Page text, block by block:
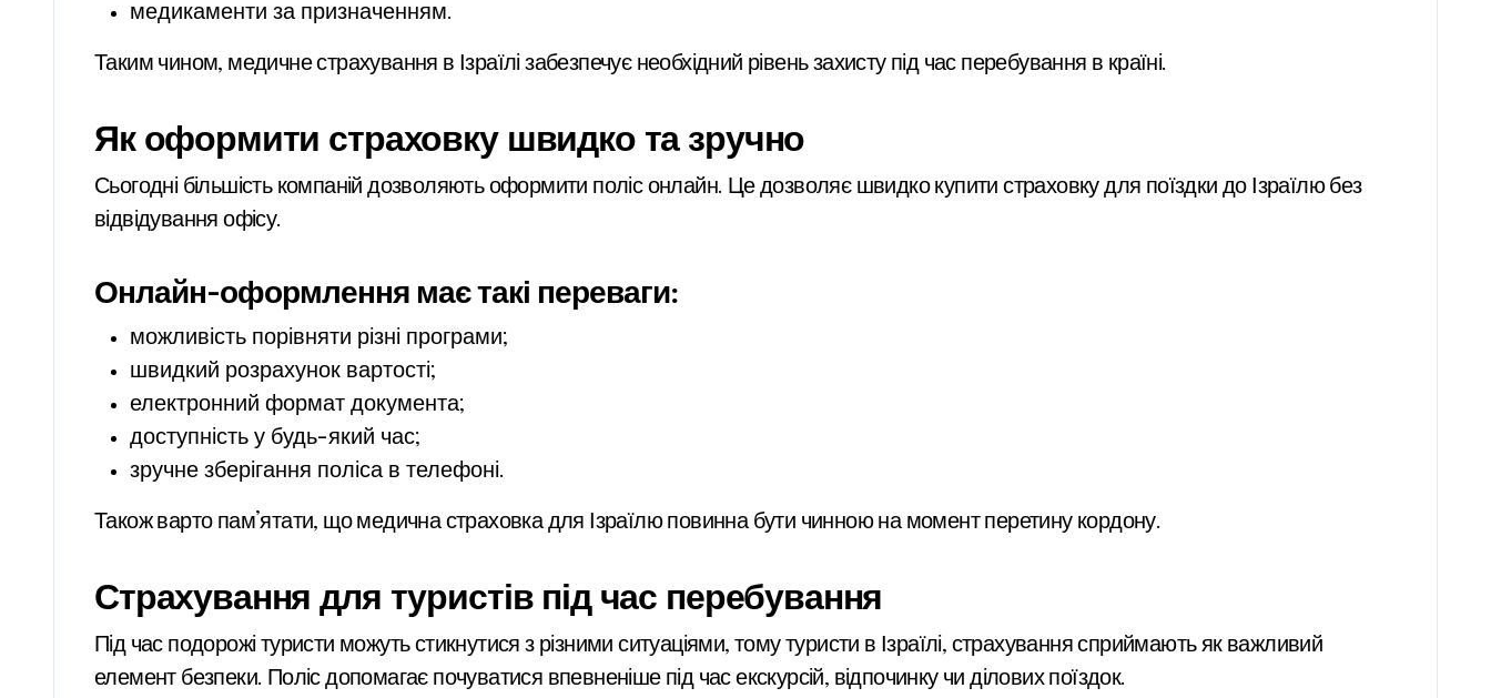
медикаменти за призначенням.
Таким чином, медичне страхування в Ізраїлі забезпечує необхідний рівень захисту під час перебування в країні.
Як оформити страховку швидко та зручно
Сьогодні більшість компаній дозволяють оформити поліс онлайн. Це дозволяє швидко купити страховку для поїздки до Ізраїлю без
відвідування офісу.
Онлайн-оформлення має такі переваги:
можливість порівняти різні програми;
швидкий розрахунок вартості;
електронний формат документа;
доступність у будь-який час;
зручне зберігання поліса в телефоні.
Також варто пам’ятати, що медична страховка для Ізраїлю повинна бути чинною на момент перетину кордону.
Страхування для туристів під час перебування
Під час подорожі туристи можуть стикнутися з різними ситуаціями, тому туристи в Ізраїлі, страхування сприймають як важливий
елемент безпеки. Поліс допомагає почуватися впевненіше під час екскурсій, відпочинку чи ділових поїздок.